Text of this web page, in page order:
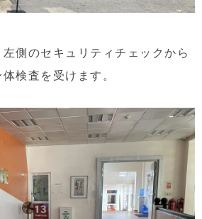
側のセキュリティチェックから
検査を受けます。